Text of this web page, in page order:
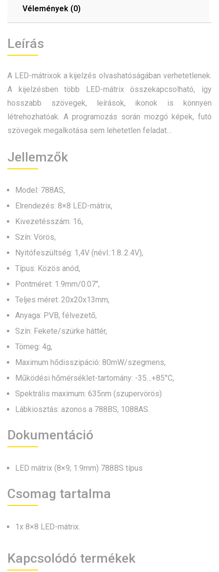
Vélemények (0)
Leírás
A LED-mátrixok a kijelzés olvashatóságában verhetetlenek.
A kijelzésben több LED-mátrix összekapcsolható, így
hosszabb szövegek, leírások, ikonok is könnyen
létrehozhatóak. A programozás során mozgó képek, futó
szövegek megalkotása sem lehetetlen feladat…
Jellemzők
Model: 788AS,
Elrendezés: 8×8 LED-mátrix,
Kivezetésszám: 16,
Szín: Vörös,
Nyitófeszültség: 1,4V (névl.:1.8..2.4V),
Típus: Közös anód,
Pontméret: 1.9mm/0.07″,
Teljes méret: 20x20x13mm,
Anyaga: PVB, félvezető,
Szín: Fekete/szürke háttér,
Tömeg: 4g,
Maximum hődisszipáció: 80mW/szegmens,
Működési hőmérséklet-tartomány: -35…+85°C,
Spektrális maximum: 635nm (szupervörös)
Lábkiosztás: azonos a 788BS, 1088AS.
Dokumentáció
LED mátrix (8×9; 1.9mm) 788BS típus
Csomag tartalma
1x 8×8 LED-mátrix.
Kapcsolódó termékek